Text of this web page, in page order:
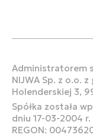
Administratorem
NIJWA Sp. z o.o.
Holenderskiej 3,
Spółka została
dniu 17-03-2004
REGON: